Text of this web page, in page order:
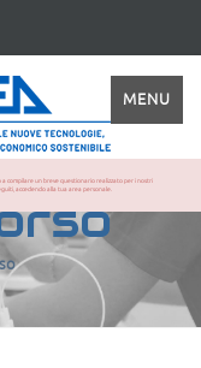
MENU
compilare un breve questionario realizzato per i nostri
accedendo alla tua area personale.